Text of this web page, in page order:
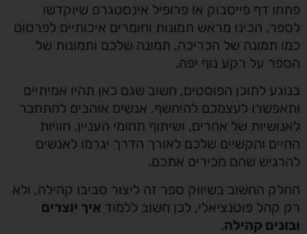
פתחו דף פייסבוק או פרופיל אינסטגרם שיוקדשו
לספר, הכינו מראש תמונות וחומרים איכותיים לפרסום
כמו תמונה של הכריכה, תמונה שלכם ותמונות של
הספר על רקע נוף יפה.
בנוגע לתוכן הפוסטים, חשוב שגם כאן תהיו אמיתיים
ותאפשרו לעצמכם להיחשף. אנשים אוהבים להתחבר
לאנושיות של אחרים, ושיתוף תחומי העניין, חוויות
החיים והקשיים שלכם לאורך הדרך יגרמו לאנשים
להרגיש שהם מכירים אתכם.
החלק החשוב בשיווק ספר זה ליצור סביבו קהילה, ולא
רק קהל פוטנציאלי, לכן חשוב ללמוד איך יוצרים
ובונים קהילה.